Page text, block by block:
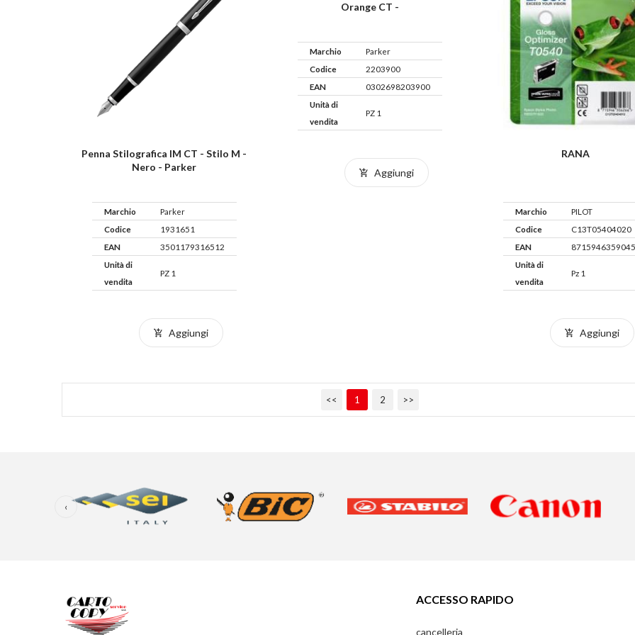
Penna Stilografica IM CT - Stilo M -
Nero - Parker
Marchio
Parker
Codice
1931651
EAN
3501179316512
Unità di
vendita
PZ 1
Aggiungi
Orange CT -
Marchio
Parker
Codice
2203900
EAN
0302698203900
Unità di
vendita
PZ 1
Aggiungi
RANA
Marchio
PILOT
Codice
C13T05404020
EAN
8715946359045
Unità di
vendita
Pz 1
Aggiungi
<< 1 2 >>
‹
ACCESSO RAPIDO
cancelleria